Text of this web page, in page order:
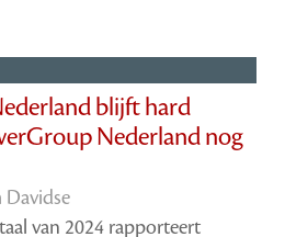
blijft hard
Nederland nog
van 2024 rapporteert